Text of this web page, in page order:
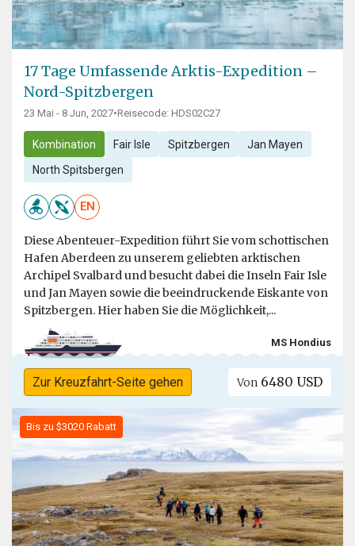
17 Tage Umfassende Arktis-Expedition –
Nord-Spitzbergen
23 Mai - 8 Jun, 2027•Reisecode: HDS02C27
Kombination Fair Isle Spitzbergen Jan Mayen
North Spitsbergen
EN
Diese Abenteuer-Expedition führt Sie vom schottischen
Hafen Aberdeen zu unserem geliebten arktischen
Archipel Svalbard und besucht dabei die Inseln Fair Isle
und Jan Mayen sowie die beeindruckende Eiskante von
Spitzbergen. Hier haben Sie die Möglichkeit,...
MS Hondius
Zur Kreuzfahrt-Seite gehen Von 6480 USD
Bis zu $3020 Rabatt